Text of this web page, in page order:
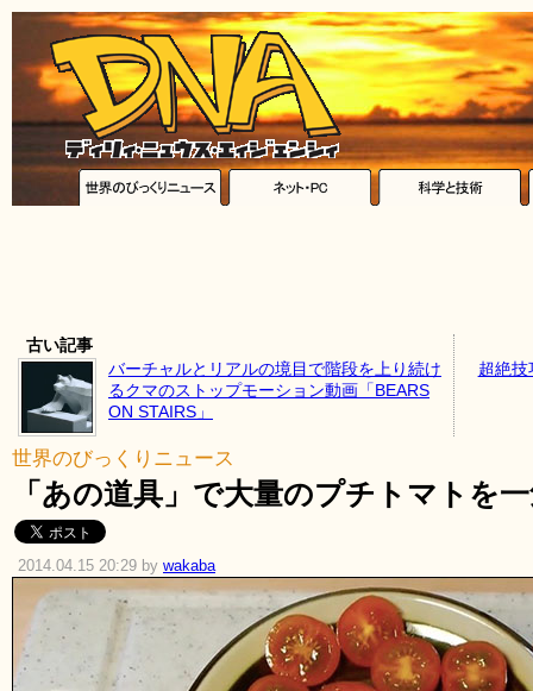
古い記事
バーチャルとリアルの境目で階段を上り続け
るクマのストップモーション動画「BEARS
ON STAIRS」
超絶
世界のびっくりニュース
「あの道具」で大量のプチトマトを
2014.04.15 20:29 by wakaba